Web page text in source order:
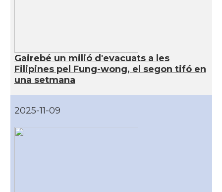
Gairebé un milió d'evacuats a les
Filipines pel Fung-wong, el segon tifó en
una setmana
2025-11-09